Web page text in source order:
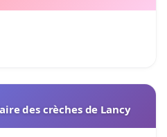
des crèches de Lancy